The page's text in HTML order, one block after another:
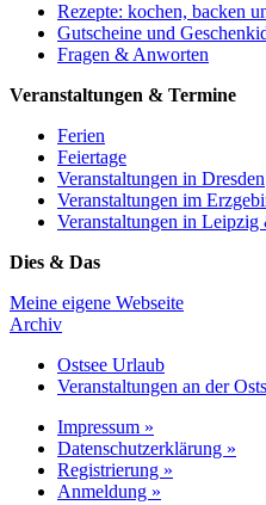
Rezepte: kochen, backen
Gutscheine und
Fragen & Anworten
Veranstaltungen & Termine
Ferien
Feiertage
Veranstaltungen in Dresden
Veranstaltungen im
Veranstaltungen in Leipzig
Dies & Das
Meine eigene Webseite
Archiv
Ostsee Urlaub
Veranstaltungen an der
Impressum »
Datenschutzerklärung »
Registrierung »
Anmeldung »